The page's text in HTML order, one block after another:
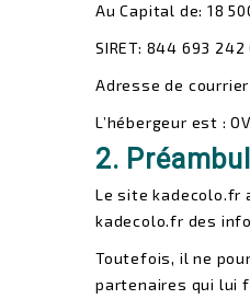
Au Capital de: 18
SIRET: 844 693 242
Adresse de
L’hébergeur est :
2.
Le site kadecolo.fr
kadecolo.fr des
Toutefois, il ne
partenaires qui lui